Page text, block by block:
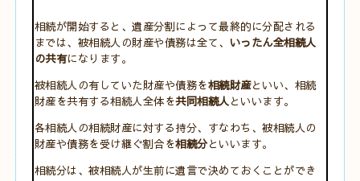
相続が開始すると、遺産分割によって最終的に分配される
までは、被相続人の財産や債務は全て、 いったん全相続人
の共有になります。
被相続人の有していた財産や債務を相続財産といい、相続
財産を共有する相続人全体を共同相続人 といいます。
各相続人の相続財産に対する持分、すなわち、被相続人の
財産や債務を受け継ぐ割合を相続分といいます。
相続分は、被相続人が生前に遺言で決めておくことができ